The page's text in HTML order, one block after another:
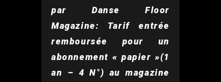
par Danse Floor
Magazine: Tarif entrée
remboursée pour un
abonnement « papier »(1
an – 4 N°) au magazine